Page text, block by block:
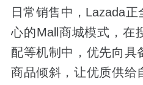
日常销售中，Lazada
心的Mall商城模式，在
配等机制中，优先向具
商品倾斜，让优质供给